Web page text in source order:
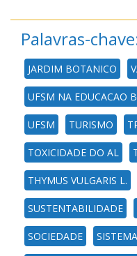
Palavras-
JARDIM BOTANICO
UFSM NA EDUCACAO
UFSM TURISMO
TOXICIDADE DO AL
THYMUS VULGARIS L.
SUSTENTABILIDADE
SOCIEDADE